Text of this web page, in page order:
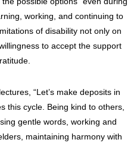
working, and continuing to
of disability not only on
to accept the support
“Let’s make deposits in
this cycle. Being kind to others,
gentle words, working and
maintaining harmony with